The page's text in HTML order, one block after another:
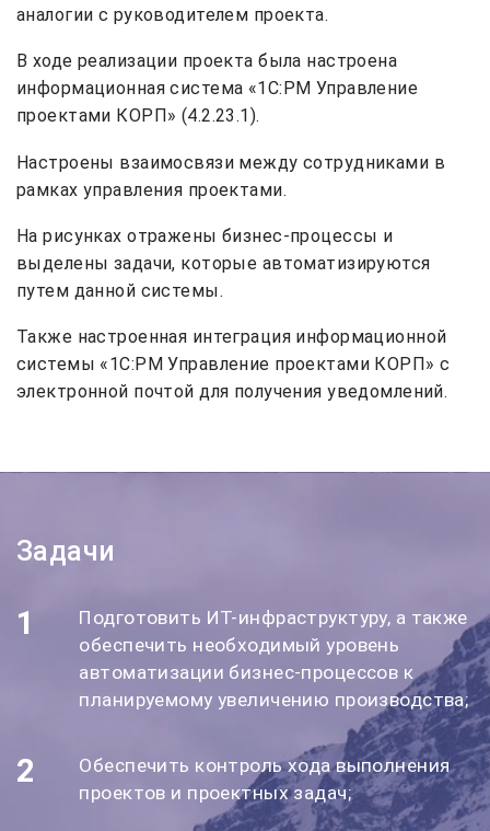
аналогии с руководителем проекта.
В ходе реализации проекта была настроена
информационная система «1С:PM Управление
проектами КОРП» (4.2.23.1).
Настроены взаимосвязи между сотрудниками в
рамках управления проектами.
На рисунках отражены бизнес-процессы и
выделены задачи, которые автоматизируются
путем данной системы.
Также настроенная интеграция информационной
системы «1С:PM Управление проектами КОРП» с
электронной почтой для получения уведомлений.
Задачи
1
Подготовить ИТ-инфраструктуру, а также
обеспечить необходимый уровень
автоматизации бизнес-процессов к
планируемому увеличению производства;
2
Обеспечить контроль хода выполнения
проектов и проектных задач;